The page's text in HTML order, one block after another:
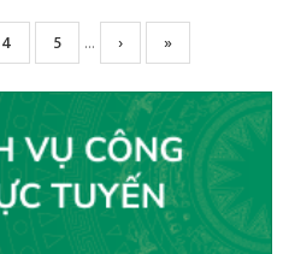
Page
4 Page
5 …
Next
page
›
Trang
cuối
»